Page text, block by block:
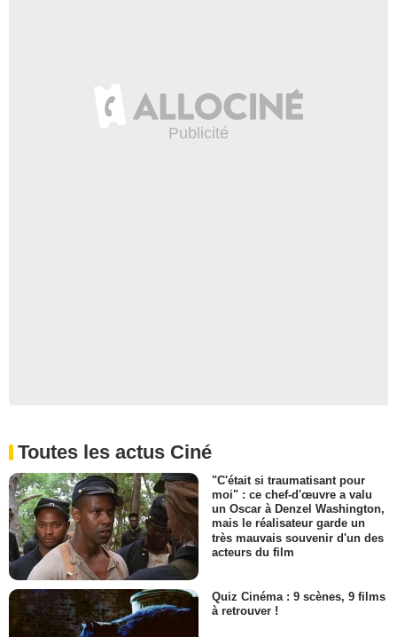
Toutes les actus Ciné
"C'était si traumatisant pour
moi" : ce chef-d'œuvre a valu
un Oscar à Denzel Washington,
mais le réalisateur garde un
très mauvais souvenir d'un des
acteurs du film
Quiz Cinéma : 9 scènes, 9 films
à retrouver !